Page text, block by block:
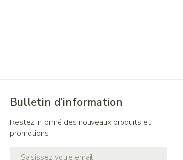
Bulletin d’information
Restez informé des nouveaux produits et
promotions